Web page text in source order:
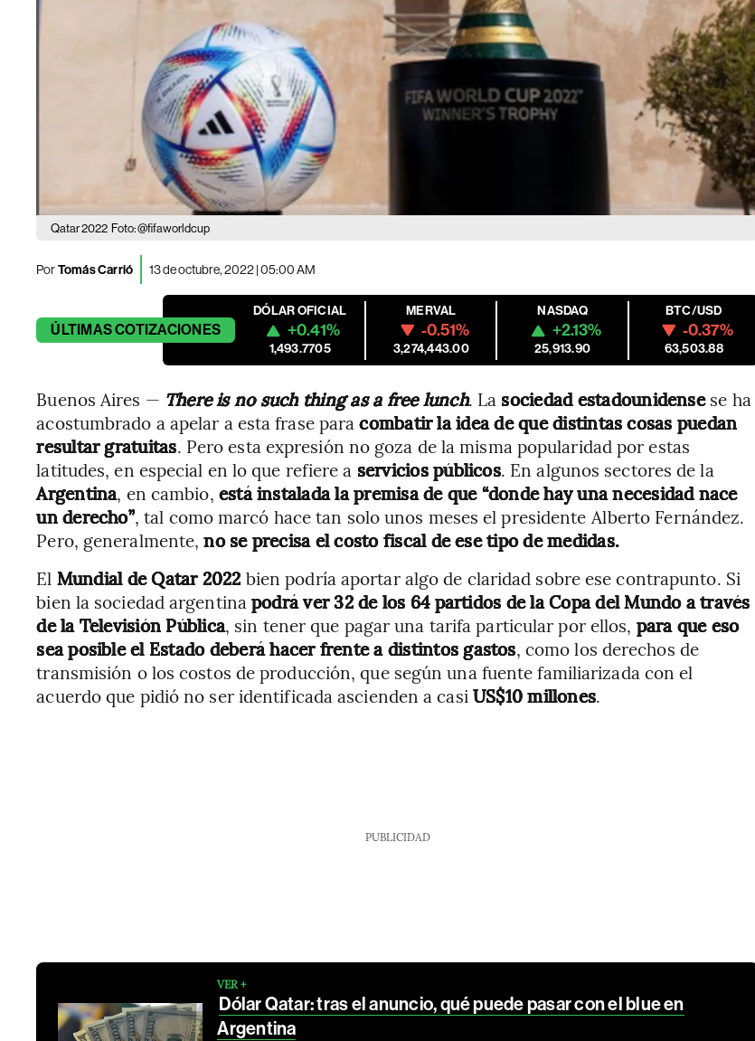
Qatar 2022 Foto: @fifaworldcup
PorTomás Carrió 13 de octubre, 2022 | 05:00 AM
ÚLTIMASCOTIZACIONES
DÓLAR OFICIAL
+0.41%
1,493.7705
MERVAL
-0.51%
3,274,443.00
NASDAQ
+2.13%
25,913.90
BTC/USD
-0.37%
63,503.88
Buenos Aires — There is no such thing as a free lunch. La sociedad estadounidensese ha
acostumbrado a apelar a esta frase paracombatir la idea de que distintas cosas puedan
resultar gratuitas. Pero esta expresión no goza de la misma popularidad por estas
latitudes, en especial en lo que refiere a servicios públicos. En algunos sectores de la
Argentina, en cambio, está instalada la premisa de que “donde hay una necesidad nace
un derecho”, tal como marcó hace tan solo unos meses el presidente Alberto Fernández.
Pero, generalmente,no se precisa el costo fiscal de ese tipo de medidas.
El Mundial de Qatar 2022 bien podría aportar algo de claridad sobre ese contrapunto. Si
bien la sociedad argentinapodrá ver 32 de los 64 partidos de la Copa del Mundo a través
de la Televisión Pública, sin tener que pagar una tarifa particular por ellos, para que eso
sea posible el Estado deberá hacer frente a distintos gastos, como los derechos de
transmisión o los costos de producción, que según una fuente familiarizada con el
acuerdo que pidió no ser identificada ascienden a casi US$10 millones.
PUBLICIDAD
VER +
Dólar Qatar: tras el anuncio, qué puede pasar con el blue en
Argentina